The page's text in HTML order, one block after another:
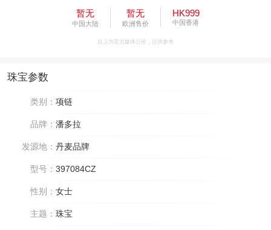
暂无
中国大陆
暂无
欧洲售价
HK999
中国香港
以上为官方媒体公价，仅供参考
珠宝参数
类别： 项链
品牌： 潘多拉
发源地： 丹麦品牌
型号： 397084CZ
性别： 女士
主题： 珠宝